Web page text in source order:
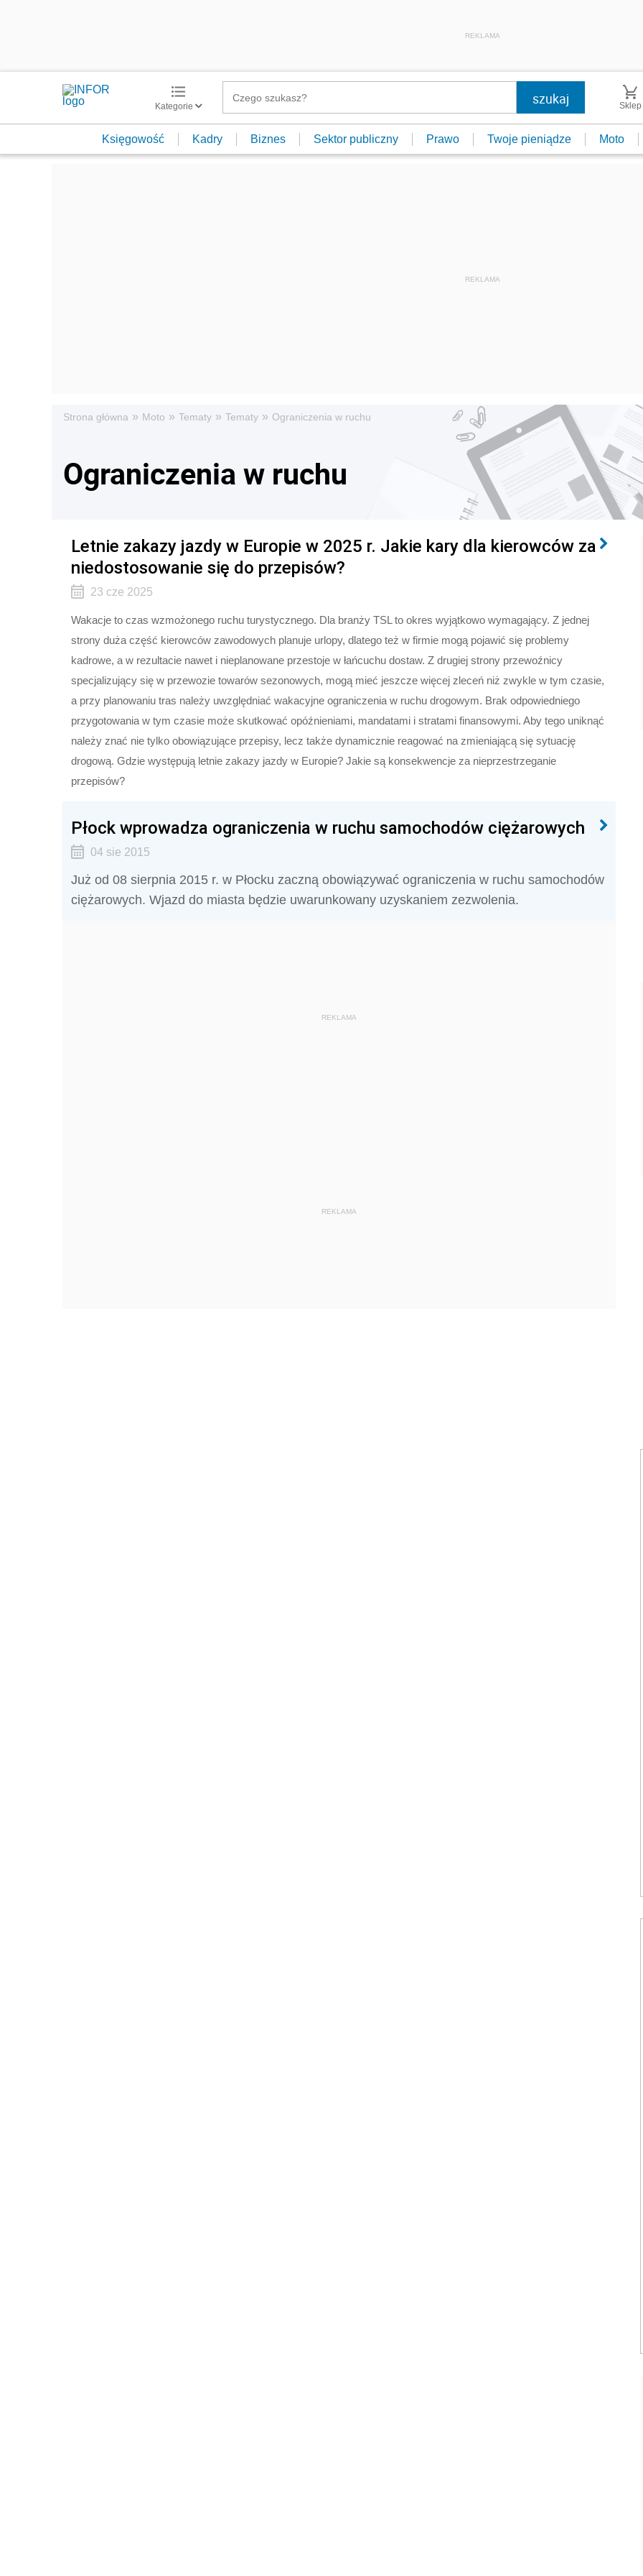
REKLAMA
Kategorie Sklep
Księgowość Kadry Biznes Sektor publiczny Prawo Twoje pieniądze Moto
Strona główna » Moto » Tematy » Tematy » Ograniczenia w ruchu
Ograniczenia w ruchu
Letnie zakazy jazdy w Europie w 2025 r. Jakie kary dla kierowców za
niedostosowanie się do przepisów?
23 cze 2025
Wakacje to czas wzmożonego ruchu turystycznego. Dla branży TSL to okres wyjątkowo wymagający. Z jednej
strony duża część kierowców zawodowych planuje urlopy, dlatego też w firmie mogą pojawić się problemy
kadrowe, a w rezultacie nawet i nieplanowane przestoje w łańcuchu dostaw. Z drugiej strony przewoźnicy
specjalizujący się w przewozie towarów sezonowych, mogą mieć jeszcze więcej zleceń niż zwykle w tym czasie,
a przy planowaniu tras należy uwzględniać wakacyjne ograniczenia w ruchu drogowym. Brak odpowiedniego
przygotowania w tym czasie może skutkować opóźnieniami, mandatami i stratami finansowymi. Aby tego uniknąć
należy znać nie tylko obowiązujące przepisy, lecz także dynamicznie reagować na zmieniającą się sytuację
drogową. Gdzie występują letnie zakazy jazdy w Europie? Jakie są konsekwencje za nieprzestrzeganie
przepisów?
Płock wprowadza ograniczenia w ruchu samochodów ciężarowych
04 sie 2015
Już od 08 sierpnia 2015 r. w Płocku zaczną obowiązywać ograniczenia w ruchu samochodów
ciężarowych. Wjazd do miasta będzie uwarunkowany uzyskaniem zezwolenia.
REKLAMA
REKLAMA